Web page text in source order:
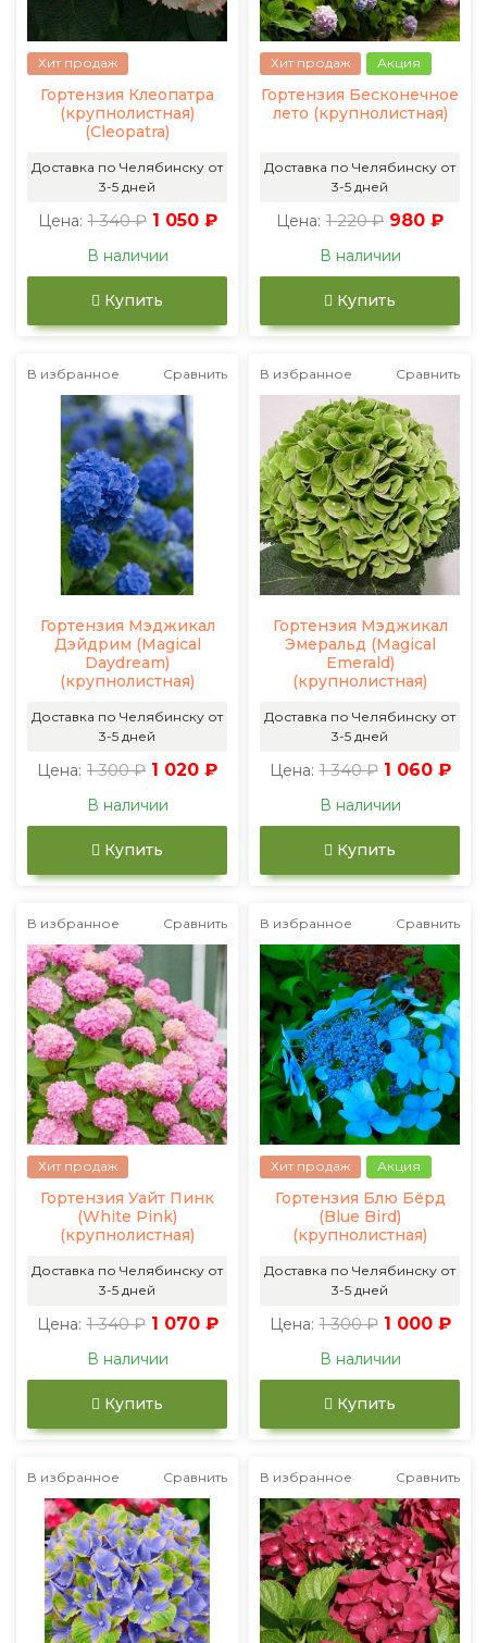
Хит продаж
Гортензия Клеопатра
(крупнолистная)
(Cleopatra)
Доставка по Челябинску от
3-5 дней
Цена: 1 340 ₽ 1 050 ₽
В наличии
Купить
Хит продаж Акция
Гортензия Бесконечное
лето (крупнолистная)
Доставка по Челябинску от
3-5 дней
Цена: 1 220 ₽ 980 ₽
В наличии
Купить
В избранное Сравнить
Гортензия Мэджикал
Дэйдрим (Magical
Daydream)
(крупнолистная)
Доставка по Челябинску от
3-5 дней
Цена: 1 300 ₽ 1 020 ₽
В наличии
Купить
В избранное Сравнить
Гортензия Мэджикал
Эмеральд (Magical
Emerald)
(крупнолистная)
Доставка по Челябинску от
3-5 дней
Цена: 1 340 ₽ 1 060 ₽
В наличии
Купить
В избранное Сравнить
Хит продаж
Гортензия Уайт Пинк
(White Pink)
(крупнолистная)
Доставка по Челябинску от
3-5 дней
Цена: 1 340 ₽ 1 070 ₽
В наличии
Купить
В избранное Сравнить
Хит продаж Акция
Гортензия Блю Бёрд
(Blue Bird)
(крупнолистная)
Доставка по Челябинску от
3-5 дней
Цена: 1 300 ₽ 1 000 ₽
В наличии
Купить
В избранное Сравнить В избранное Сравнить